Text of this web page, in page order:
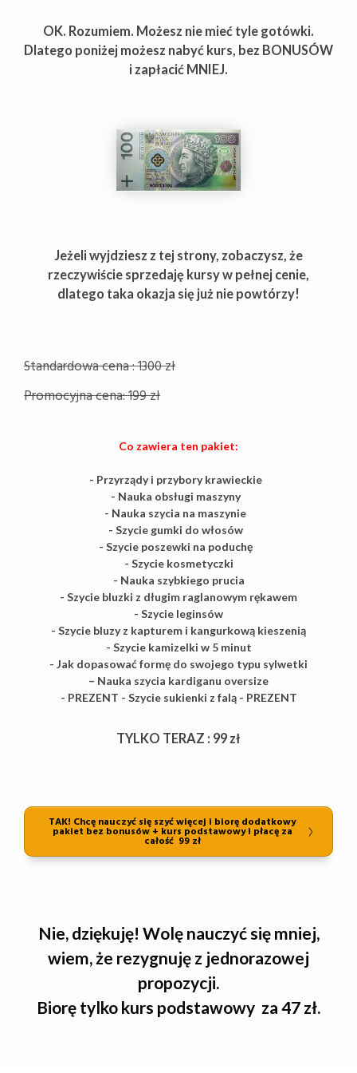
OK. Rozumiem. Możesz nie mieć tyle gotówki.
Dlatego poniżej możesz nabyć kurs, bez BONUSÓW
i zapłacić MNIEJ.
Jeżeli wyjdziesz z tej strony, zobaczysz, że
rzeczywiście sprzedaję kursy w pełnej cenie,
dlatego taka okazja się już nie powtórzy!
Standardowa cena : 1300 zł
Promocyjna cena: 199 zł
Co zawiera ten pakiet:
- Przyrządy i przybory krawieckie
- Nauka obsługi maszyny
- Nauka szycia na maszynie
- Szycie gumki do włosów
- Szycie poszewki na poduchę
- Szycie kosmetyczki
- Nauka szybkiego prucia
- Szycie bluzki z długim raglanowym rękawem
- Szycie leginsów
- Szycie bluzy z kapturem i kangurkową kieszenią
- Szycie kamizelki w 5 minut
- Jak dopasować formę do swojego typu sylwetki
– Nauka szycia kardiganu oversize
- PREZENT - Szycie sukienki z falą - PREZENT
TYLKO TERAZ : 99 zł
TAK! Chcę nauczyć się szyć więcej i biorę dodatkowy
pakiet bez bonusów + kurs podstawowy i płacę za
całość 99 zł
Nie, dziękuję! Wolę nauczyć się mniej,
wiem, że rezygnuję z jednorazowej
propozycji.
Biorę tylko kurs podstawowy za 47 zł.